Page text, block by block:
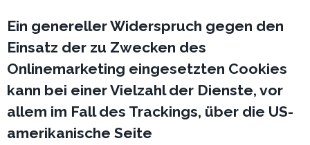
Ein genereller Widerspruch gegen den
Einsatz der zu Zwecken des
Onlinemarketing eingesetzten Cookies
kann bei einer Vielzahl der Dienste, vor
allem im Fall des Trackings, über die US-
amerikanische Seite